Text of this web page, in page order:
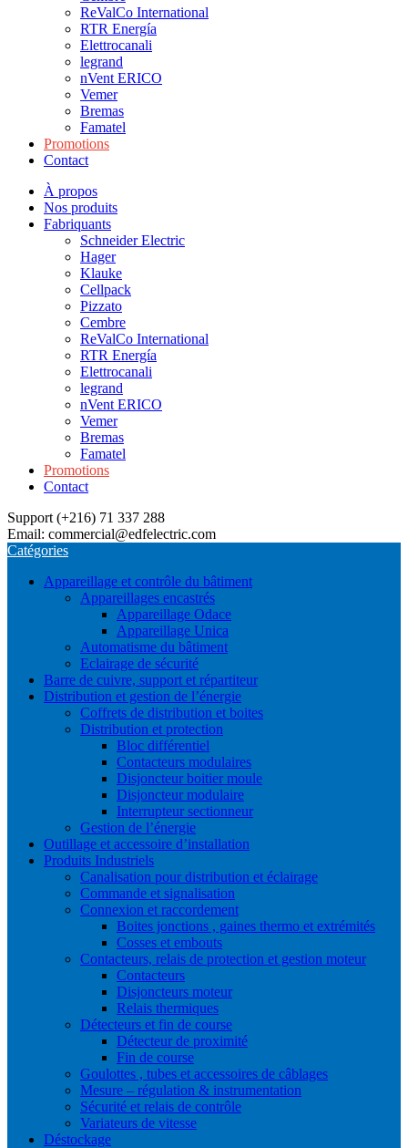
ReValCo International
RTR Energía
Elettrocanali
legrand
nVent ERICO
Vemer
Bremas
Famatel
Promotions
Contact
À propos
Nos produits
Fabriquants
Schneider Electric
Hager
Klauke
Cellpack
Pizzato
Cembre
ReValCo International
RTR Energía
Elettrocanali
legrand
nVent ERICO
Vemer
Bremas
Famatel
Promotions
Contact
Support (+216) 71 337 288
Email: commercial@edfelectric.com
Catégories
Appareillage et contrôle du bâtiment
Appareillages encastrés
Appareillage Odace
Appareillage Unica
Automatisme du bâtiment
Eclairage de sécurité
Barre de cuivre, support et répartiteur
Distribution et gestion de l’énergie
Coffrets de distribution et boites
Distribution et protection
Bloc différentiel
Contacteurs modulaires
Disjoncteur boitier moule
Disjoncteur modulaire
Interrupteur sectionneur
Gestion de l’énergie
Outillage et accessoire d’installation
Produits Industriels
Canalisation pour distribution et éclairage
Commande et signalisation
Connexion et raccordement
Boites jonctions , gaines thermo et extrémités
Cosses et embouts
Contacteurs, relais de protection et gestion moteur
Contacteurs
Disjoncteurs moteur
Relais thermiques
Détecteurs et fin de course
Détecteur de proximité
Fin de course
Goulottes , tubes et accessoires de câblages
Mesure – régulation & instrumentation
Sécurité et relais de contrôle
Variateurs de vitesse
Déstockage